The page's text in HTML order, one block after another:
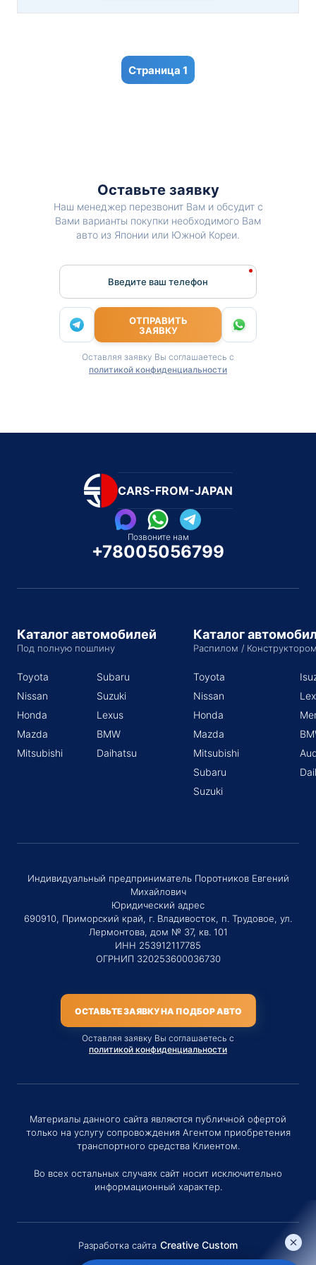
1
Оставьте заявку
Наш менеджер перезвонит Вам и обсудит с
Вами варианты покупки необходимого Вам
авто из Японии или Южной Кореи.
Введите ваш телефон
ОТПРАВИТЬ
ЗАЯВКУ
Оставляя заявку Вы соглашаетесь с
политикой конфиденциальности
CARS-FROM-JAPAN
Позвоните нам
+78005056799
Каталог автомобилей
Под полную пошлину
Toyota
Nissan
Honda
Mazda
Mitsubishi
Subaru
Suzuki
Lexus
BMW
Daihatsu
Каталог
Распилом /
Toyota
Nissan
Honda
Mazda
Mitsubishi
Subaru
Suzuki
Индивидуальный предприниматель Поротников Евгений
Михайлович
Юридический адрес
690910, Приморский край, г. Владивосток, п. Трудовое, ул.
Лермонтова, дом № 37, кв. 101
ИНН 253912117785
ОГРНИП 320253600036730
ОСТАВЬТЕ ЗАЯВКУ НА ПОДБОР АВТО
Оставляя заявку Вы соглашаетесь с
политикой конфиденциальности
Материалы данного сайта являются публичной офертой
только на услугу сопровождения Агентом приобретения
транспортного средства Клиентом.
Во всех остальных случаях сайт носит исключительно
информационный характер.
Разработка сайта Creative Custom